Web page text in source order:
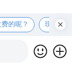
的呢？ 现在有